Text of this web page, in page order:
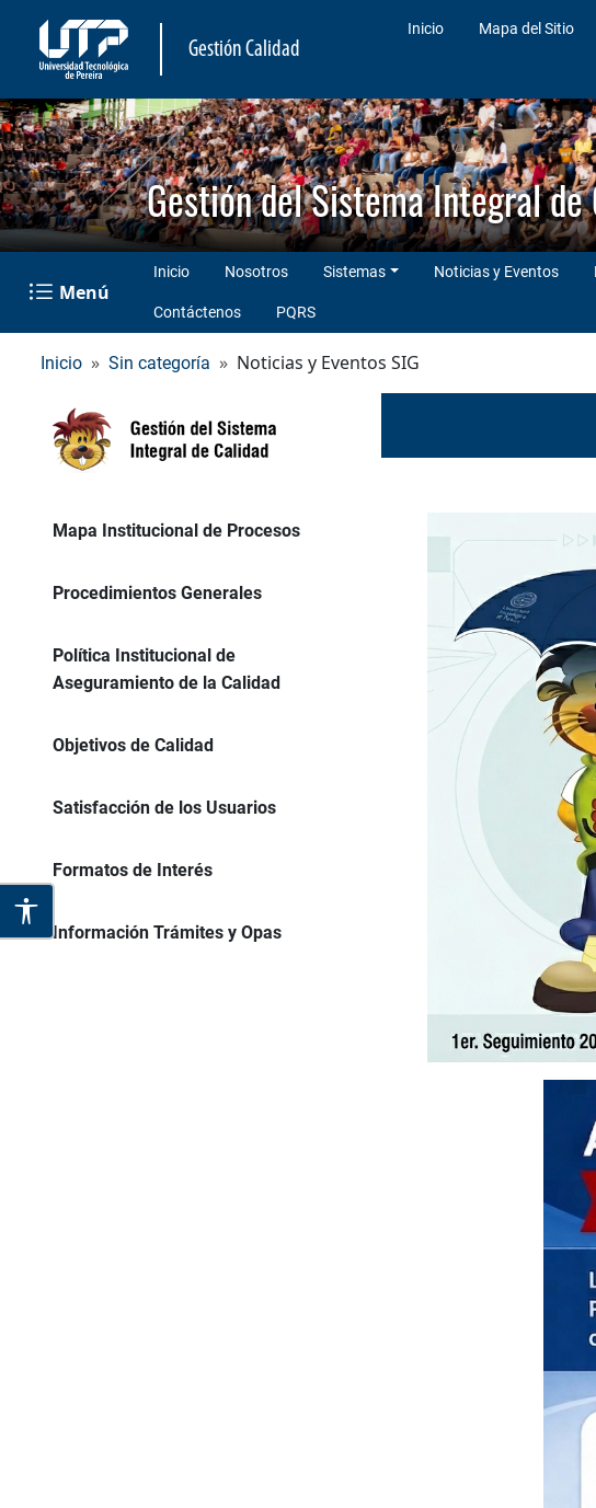
Gestión Calidad
Inicio Mapa del Sitio
Gestión del Sistema Integral de
Menú
Inicio Nosotros Sistemas Noticias y Eventos
Contáctenos PQRS
Inicio Sin categoría Noticias y Eventos SIG
Mapa Institucional de Procesos
Procedimientos Generales
Política Institucional de
Aseguramiento de la Calidad
Objetivos de Calidad
Satisfacción de los Usuarios
Formatos de Interés
Información Trámites y Opas